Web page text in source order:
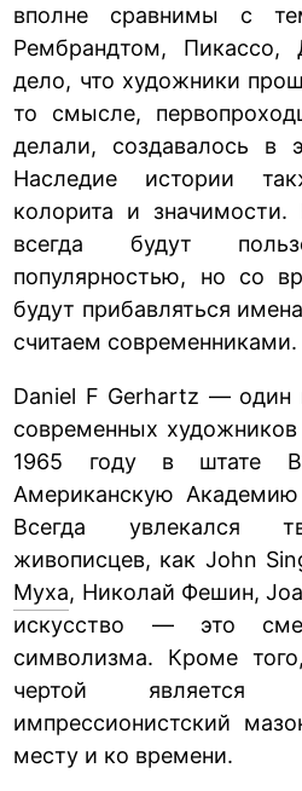
вполне сравнимы с
Рембрандтом,
дело, что художники
то смысле,
делали, создавалось в
Наследие истории
колорита и значимости.
всегда будут
популярностью, но со
будут прибавляться
считаем современниками.
Daniel F Gerhartz — один
современных
1965 году в штате
Американскую
Всегда увлекался
живописцев, как John
Муха, Николай Фешин,
искусство — это
символизма. Кроме
чертой является
импрессионистский
месту и ко времени.